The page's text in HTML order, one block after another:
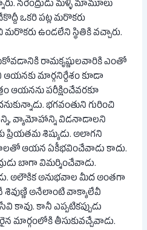
నరేంద్రుడు మళ్ళీ మామూలు
ఒకరి పట్ల మరొకరు
మరొకరు ఉండలేని స్థితికి వచ్చారు.
రామకృష్ణులవారికి ఎంతో
మార్గనిర్దేశం కూడా
ఆయనను పరీక్షించేవరకూ
భగవంతుని గురించి
వ్యామోహాన్ని విడనాడాలని
ప్రియతమ శిష్యుడు. అలాగని
ఆయన ఏకీభవించేవాడు కాదు.
బాగా విమర్శించేవాడు.
అలౌకిక అనుభవాల మీద అంతగా
శివుణ్ణి అనేలాంటి వాక్యాలేవీ
కావు. కానీ ఎప్పటికప్పుడు
మార్గంలోకి తీసుకువచ్చేవాడు.